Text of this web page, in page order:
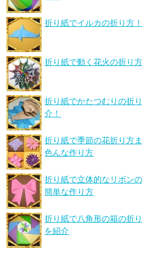
折り紙でイルカの折り方
折り紙で動く花火の折り
折り紙でかたつむりの折
介！
折り紙で季節の花折り方
色んな作り方
折り紙で立体的なリボン
簡単な作り方
折り紙で八角形の箱の折
を紹介